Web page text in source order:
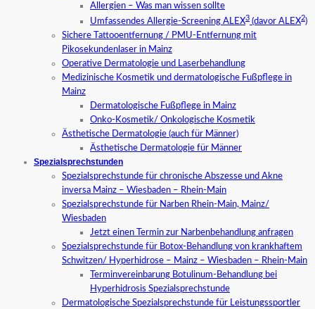
Allergien – Was man wissen sollte
Umfassendes Allergie-Screening ALEX3 (davor ALEX2)
Sichere Tattooentfernung / PMU-Entfernung mit
Pikosekundenlaser in Mainz
Operative Dermatologie und Laserbehandlung
Medizinische Kosmetik und dermatologische Fußpflege in
Mainz
Dermatologische Fußpflege in Mainz
Onko-Kosmetik/ Onkologische Kosmetik
Ästhetische Dermatologie (auch für Männer)
Ästhetische Dermatologie für Männer
Spezialsprechstunden
Spezialsprechstunde für chronische Abszesse und Akne
inversa Mainz – Wiesbaden – Rhein-Main
Spezialsprechstunde für Narben Rhein-Main, Mainz/
Wiesbaden
Jetzt einen Termin zur Narbenbehandlung anfragen
Spezialsprechstunde für Botox-Behandlung von krankhaftem
Schwitzen/ Hyperhidrose – Mainz – Wiesbaden – Rhein-Main
Terminvereinbarung Botulinum-Behandlung bei
Hyperhidrosis Spezialsprechstunde
Dermatologische Spezialsprechstunde für Leistungssportler